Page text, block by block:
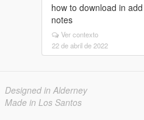
how to download in
notes
Ver contexto
22 de abril de 2022
Designed in Alderney
Made in Los Santos